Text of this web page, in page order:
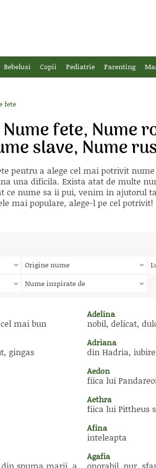
Bebelusi Copii Pediatrie Parenting
fete
fete, Nume
slave, Nume
pentru a alege cel mai potrivit
una dificila. Exista atat de multe
nume sa ii pui, venim in ajutorul
mai populare, alege-l pe cel potrivit!
Origine nume
Nume inspirate de
mai bun
Adelina
nobil, delicat,
gingas
Adriana
din Hadria,
Aedon
fiica lui
Aethra
fiica lui Pittheus
Afina
inteleapta
spuma marii, a
Agafia
onorabil, pur,